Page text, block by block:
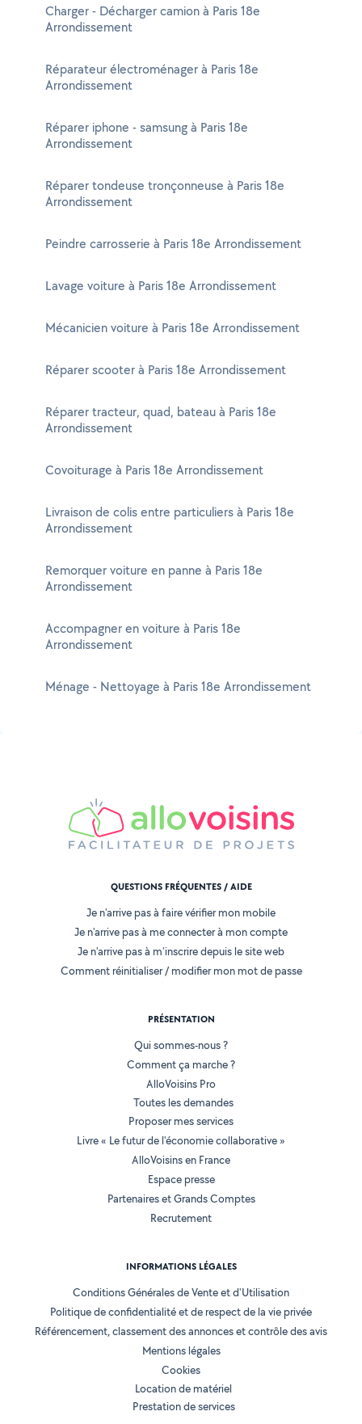
Charger - Décharger camion à Paris 18e
Arrondissement
Réparateur électroménager à Paris 18e
Arrondissement
Réparer iphone - samsung à Paris 18e
Arrondissement
Réparer tondeuse tronçonneuse à Paris 18e
Arrondissement
Peindre carrosserie à Paris 18e Arrondissement
Lavage voiture à Paris 18e Arrondissement
Mécanicien voiture à Paris 18e Arrondissement
Réparer scooter à Paris 18e Arrondissement
Réparer tracteur, quad, bateau à Paris 18e
Arrondissement
Covoiturage à Paris 18e Arrondissement
Livraison de colis entre particuliers à Paris 18e
Arrondissement
Remorquer voiture en panne à Paris 18e
Arrondissement
Accompagner en voiture à Paris 18e
Arrondissement
Ménage - Nettoyage à Paris 18e Arrondissement
QUESTIONS FRÉQUENTES / AIDE
Je n'arrive pas à faire vérifier mon mobile
Je n'arrive pas à me connecter à mon compte
Je n'arrive pas à m'inscrire depuis le site web
Comment réinitialiser / modifier mon mot de passe
PRÉSENTATION
Qui sommes-nous ?
Comment ça marche ?
AlloVoisins Pro
Toutes les demandes
Proposer mes services
Livre « Le futur de l'économie collaborative »
AlloVoisins en France
Espace presse
Partenaires et Grands Comptes
Recrutement
INFORMATIONS LÉGALES
Conditions Générales de Vente et d'Utilisation
Politique de confidentialité et de respect de la vie privée
Référencement, classement des annonces et contrôle des avis
Mentions légales
Cookies
Location de matériel
Prestation de services